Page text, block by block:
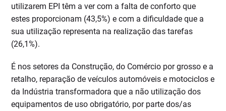
utilizarem EPI têm a ver com a falta de conforto que
estes proporcionam (43,5%) e com a dificuldade que a
sua utilização representa na realização das tarefas
(26,1%).
É nos setores da Construção, do Comércio por grosso e a
retalho, reparação de veículos automóveis e motociclos e
da Indústria transformadora que a não utilização dos
equipamentos de uso obrigatório, por parte dos/as